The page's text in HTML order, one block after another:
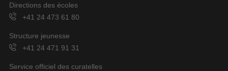
Directions des écoles
+41 24 473 61 80
Structure jeunesse
+41 24 471 91 31
Service officiel des curatelles